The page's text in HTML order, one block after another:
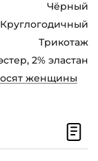
Чёрный
Круглогодичный
Трикотаж
2% эластан
женщины